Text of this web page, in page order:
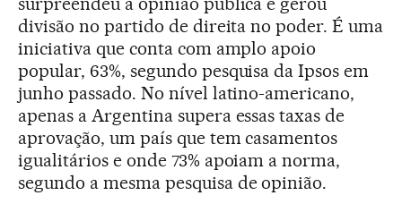
divisão no partido de direita no poder. É uma
iniciativa que conta com amplo apoio
popular, 63%, segundo pesquisa da Ipsos em
junho passado. No nível latino-americano,
apenas a Argentina supera essas taxas de
aprovação, um país que tem casamentos
igualitários e onde 73% apoiam a norma,
segundo a mesma pesquisa de opinião.